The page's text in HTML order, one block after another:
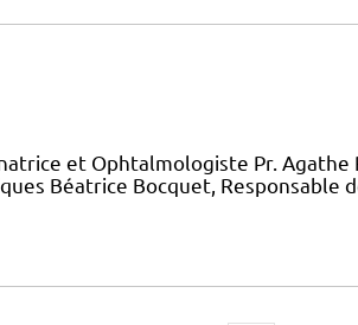
et Ophtalmologiste Pr.
Béatrice Bocquet, Responsable